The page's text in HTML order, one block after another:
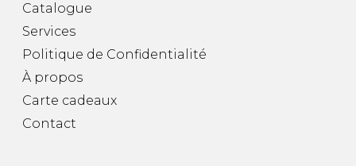
Catalogue
Services
Politique de Confidentialité
À propos
Carte cadeaux
Contact